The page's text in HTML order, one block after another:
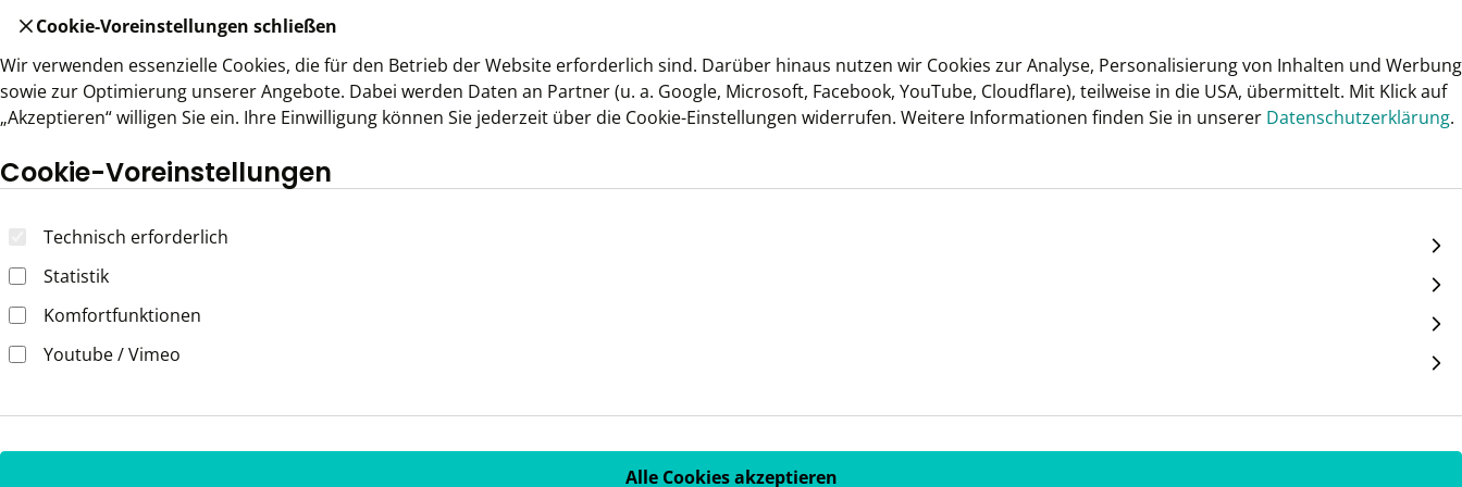
Cookie-Voreinstellungen schließen
Wir verwenden essenzielle Cookies, die für den Betrieb der Website erforderlich sind. Darüber hinaus nutzen wir Cookies zur Analyse, Personalisierung von Inhalten und Werbung
sowie zur Optimierung unserer Angebote. Dabei werden Daten an Partner (u. a. Google, Microsoft, Facebook, YouTube, Cloudflare), teilweise in die USA, übermittelt. Mit Klick auf
„Akzeptieren“ willigen Sie ein. Ihre Einwilligung können Sie jederzeit über die Cookie-Einstellungen widerrufen. Weitere Informationen finden Sie in unserer Datenschutzerklärung.
Cookie-Voreinstellungen
Technisch erforderlich
Statistik
Komfortfunktionen
Youtube / Vimeo
Alle Cookies akzeptieren